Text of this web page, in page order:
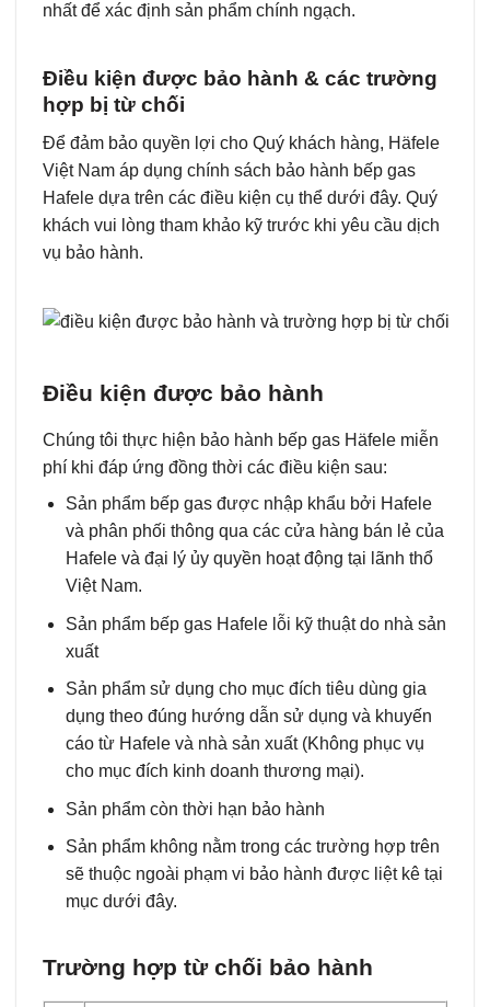
nhất để xác định sản phẩm chính ngạch.
Điều kiện được bảo hành & các trường
hợp bị từ chối
Để đảm bảo quyền lợi cho Quý khách hàng, Häfele
Việt Nam áp dụng chính sách bảo hành bếp gas
Hafele dựa trên các điều kiện cụ thể dưới đây. Quý
khách vui lòng tham khảo kỹ trước khi yêu cầu dịch
vụ bảo hành.
Điều kiện được bảo hành
Chúng tôi thực hiện bảo hành bếp gas Häfele miễn
phí khi đáp ứng đồng thời các điều kiện sau:
Sản phẩm bếp gas được nhập khẩu bởi Hafele
và phân phối thông qua các cửa hàng bán lẻ của
Hafele và đại lý ủy quyền hoạt động tại lãnh thổ
Việt Nam.
Sản phẩm bếp gas Hafele lỗi kỹ thuật do nhà sản
xuất
Sản phẩm sử dụng cho mục đích tiêu dùng gia
dụng theo đúng hướng dẫn sử dụng và khuyến
cáo từ Hafele và nhà sản xuất (Không phục vụ
cho mục đích kinh doanh thương mại).
Sản phẩm còn thời hạn bảo hành
Sản phẩm không nằm trong các trường hợp trên
sẽ thuộc ngoài phạm vi bảo hành được liệt kê tại
mục dưới đây.
Trường hợp từ chối bảo hành